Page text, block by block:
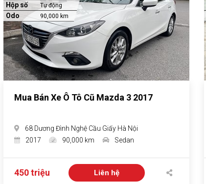
Hộp số Tự động
Odo 90,000 km
Mua Bán Xe Ô Tô Cũ Mazda 3 2017
68 Dương Đình Nghệ Cầu Giấy Hà Nội
2017
90,000 km Sedan
450 triệu Liên hệ